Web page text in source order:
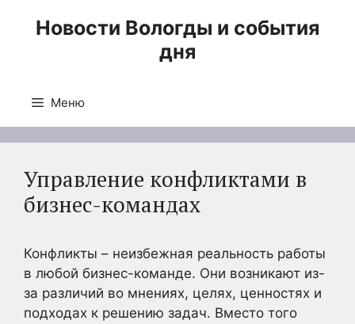
Новости Вологды и события
дня
Меню
Управление конфликтами в
бизнес-командах
Конфликты – неизбежная реальность работы
в любой бизнес-команде. Они возникают из-
за различий во мнениях, целях, ценностях и
подходах к решению задач. Вместо того